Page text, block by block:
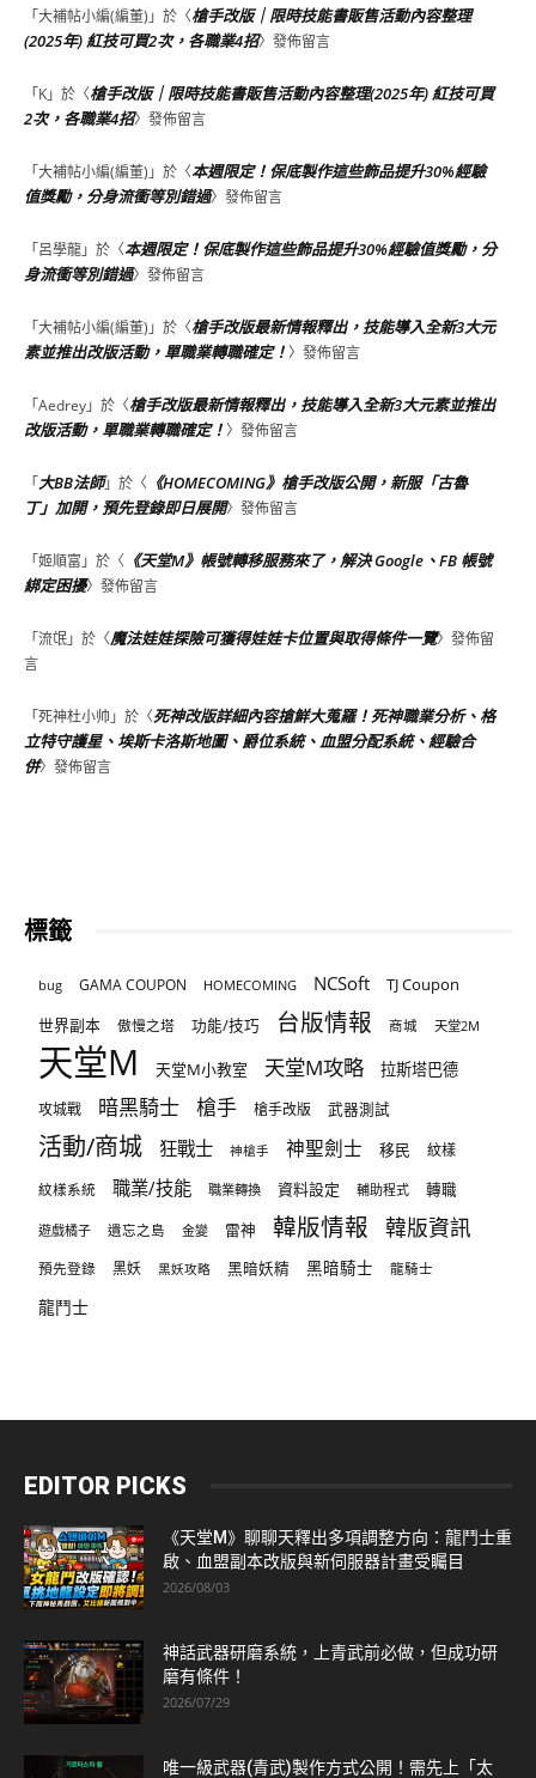
「大補帖小編(編董) 」於〈槍手改版｜限時技能書販售活動內容整理
(2025年) 紅技可買2次，各職業4招〉發佈留言
「K」於〈槍手改版｜限時技能書販售活動內容整理(2025年) 紅技可買
2次，各職業4招〉發佈留言
「大補帖小編(編董) 」於〈本週限定！保底製作這些飾品提升30%經驗
值獎勵，分身流衝等別錯過〉發佈留言
「呂學龍」於〈本週限定！保底製作這些飾品提升30%經驗值獎勵，分
身流衝等別錯過〉發佈留言
「大補帖小編(編董) 」於〈槍手改版最新情報釋出，技能導入全新3大元
素並推出改版活動，單職業轉職確定！〉發佈留言
「Aedrey」於〈槍手改版最新情報釋出，技能導入全新3大元素並推出
改版活動，單職業轉職確定！〉發佈留言
「大BB法師」於〈 《HOMECOMING》槍手改版公開，新服「古魯
丁」加開，預先登錄即日展開〉發佈留言
「姬順富 」於〈 《天堂M》帳號轉移服務來了，解決 Google、FB 帳號
綁定困擾〉發佈留言
「流氓」於〈魔法娃娃探險可獲得娃娃卡位置與取得條件一覽〉發佈留
言
「死神杜小帅 」於〈死神改版詳細內容搶鮮大蒐羅！死神職業分析、格
立特守護星、埃斯卡洛斯地圖、爵位系統、血盟分配系統、經驗合
併〉發佈留言
標籤
bug GAMA COUPON HOMECOMING NCSoft
TJ Coupon
世界副本
傲慢之塔 功能/技巧 台版情報 商城 天堂2M
天堂M 天堂M小教室 天堂M攻略 拉斯塔巴德
攻城戰 暗黑騎士 槍手 槍手改版 武器測試
活動/商城 狂戰士 神槍手 神聖劍士 移民 紋樣
紋樣系統 職業/技能 職業轉換 資料設定 輔助程式 轉職
遊戲橘子 遺忘之島 金變 雷神 韓版情報 韓版資訊
預先登錄 黑妖 黑妖攻略 黑暗妖精 黑暗騎士 龍騎士
龍鬥士
EDITOR PICKS
《天堂M》聊聊天釋出多項調整方向：龍鬥士重
啟、血盟副本改版與新伺服器計畫受矚目
2026/08/03
神話武器研磨系統，上青武前必做，但成功研
磨有條件！
2026/07/29
唯一級武器(青武)製作方式公開！需先上「太